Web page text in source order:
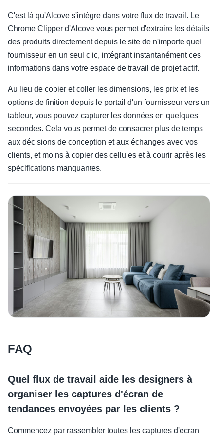
C'est là qu'Alcove s'intègre dans votre flux de travail. Le
Chrome Clipper d'Alcove vous permet d'extraire les détails
des produits directement depuis le site de n'importe quel
fournisseur en un seul clic, intégrant instantanément ces
informations dans votre espace de travail de projet actif.
Au lieu de copier et coller les dimensions, les prix et les
options de finition depuis le portail d'un fournisseur vers un
tableur, vous pouvez capturer les données en quelques
secondes. Cela vous permet de consacrer plus de temps
aux décisions de conception et aux échanges avec vos
clients, et moins à copier des cellules et à courir après les
spécifications manquantes.
FAQ
Quel flux de travail aide les designers à
organiser les captures d'écran de
tendances envoyées par les clients ?
Commencez par rassembler toutes les captures d'écran